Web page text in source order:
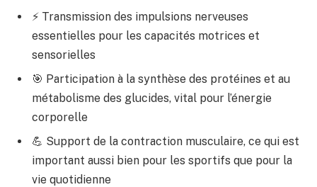
⚡ Transmission des impulsions nerveuses
essentielles pour les capacités motrices et
sensorielles
🎯 Participation à la synthèse des protéines et au
métabolisme des glucides, vital pour l’énergie
corporelle
💪 Support de la contraction musculaire, ce qui est
important aussi bien pour les sportifs que pour la
vie quotidienne